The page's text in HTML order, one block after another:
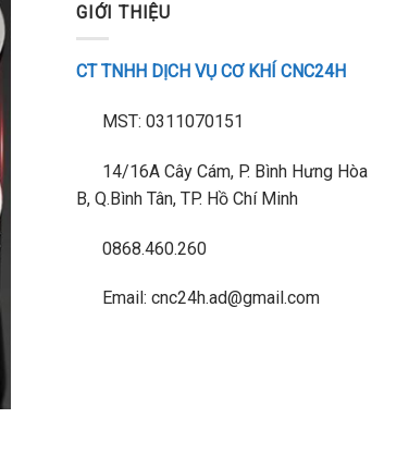
GIỚI THIỆU
CT TNHH DỊCH VỤ CƠ KHÍ CNC24H
MST: 0311070151
14/16A Cây Cám, P. Bình Hưng Hòa
B, Q.Bình Tân, TP. Hồ Chí Minh
0868.460.260
Email: cnc24h.ad@gmail.com